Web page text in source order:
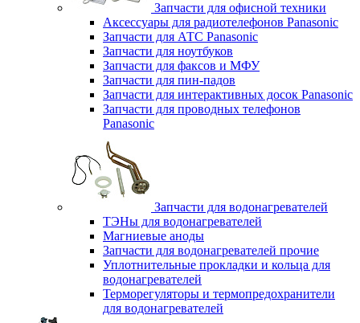
Запчасти для офисной техники
Аксессуары для радиотелефонов Panasonic
Запчасти для АТС Panasonic
Запчасти для ноутбуков
Запчасти для факсов и МФУ
Запчасти для пин-падов
Запчасти для интерактивных досок Panasonic
Запчасти для проводных телефонов
Panasonic
Запчасти для водонагревателей
ТЭНы для водонагревателей
Магниевые аноды
Запчасти для водонагревателей прочие
Уплотнительные прокладки и кольца для
водонагревателей
Терморегуляторы и термопредохранители
для водонагревателей